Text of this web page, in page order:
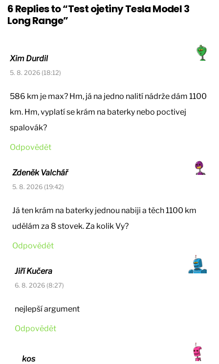
6 Replies to “Test ojetiny Tesla Model 3
Long Range”
Xim Durdil
5. 8. 2026 (18:12)
586 km je max? Hm, já na jedno nalití nádrže dám 1100
km. Hm, vyplatí se krám na baterky nebo poctivej
spalovák?
Odpovědět
Zdeněk Valchář
5. 8. 2026 (19:42)
Já ten krám na baterky jednou nabiji a těch 1100 km
udělám za 8 stovek. Za kolik Vy?
Odpovědět
Jiří Kučera
6. 8. 2026 (8:27)
nejlepší argument
Odpovědět
kos